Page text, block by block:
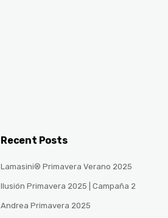
Recent Posts
Lamasini® Primavera Verano 2025
Ilusión Primavera 2025 | Campaña 2
Andrea Primavera 2025